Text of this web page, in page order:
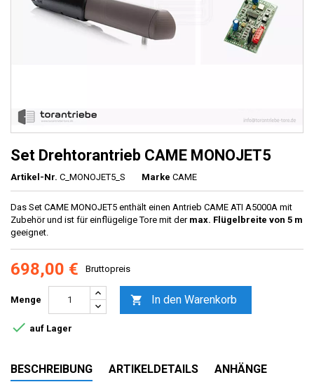
Set Drehtorantrieb CAME MONOJET5
Artikel-Nr. C_MONOJET5_S Marke CAME
Das Set CAME MONOJET5 enthält einen Antrieb CAME ATI A5000A mit
Zubehör und ist für einflügelige Tore mit der max. Flügelbreite von 5 m
geeignet.
698,00 € Bruttopreis
Menge  In den Warenkorb
 auf Lager
BESCHREIBUNG ARTIKELDETAILS
ANHÄNGE